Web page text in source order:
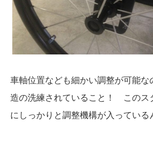
車軸位置なども細かい調整が可能な
造の洗練されていること！ このス
にしっかりと調整機構が入っている